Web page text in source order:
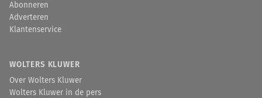
Abonneren
Adverteren
Klantenservice
WOLTERS KLUWER
Over Wolters Kluwer
Wolters Kluwer in de pers